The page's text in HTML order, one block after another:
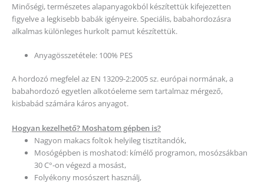
Minőségi, természetes alapanyagokból készítettük kifejezetten
figyelve a legkisebb babák igényeire. Speciális, babahordozásra
alkalmas különleges hurkolt pamut készítettük.
Anyagösszetétele: 100% PES
A hordozó megfelel az EN 13209-2:2005 sz. európai normának, a
babahordozó egyetlen alkotóeleme sem tartalmaz mérgező,
kisbabád számára káros anyagot.
Hogyan kezelhető? Moshatom gépben is?
Nagyon makacs foltok helyileg tisztítandók,
Mosógépben is moshatod: kímélő programon, mosózsákban
30 C°-on végezd a mosást,
Folyékony mosószert használj,